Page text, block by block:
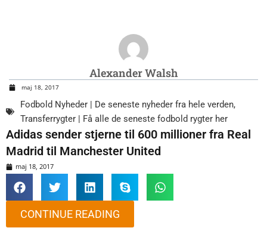
Alexander Walsh
maj 18, 2017
Fodbold Nyheder | De seneste nyheder fra hele verden,
Transferrygter | Få alle de seneste fodbold rygter her
Adidas sender stjerne til 600 millioner fra Real
Madrid til Manchester United
maj 18, 2017
CONTINUE READING